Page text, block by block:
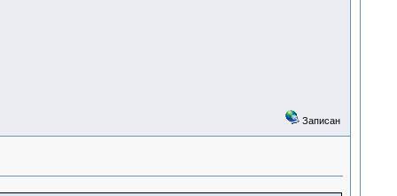
Записан